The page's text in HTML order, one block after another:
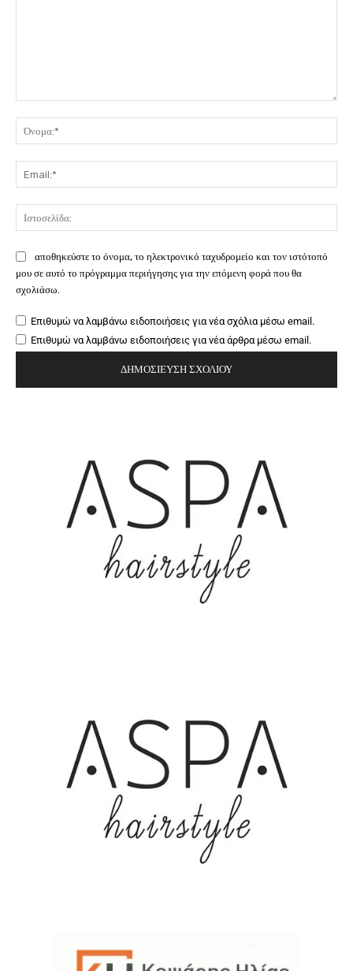
αποθηκεύστε το όνομα, το ηλεκτρονικό ταχυδρομείο και τον ιστότοπό
μου σε αυτό το πρόγραμμα περιήγησης για την επόμενη φορά που θα
σχολιάσω.
Επιθυμώ να λαμβάνω ειδοποιήσεις για νέα σχόλια μέσω email.
Επιθυμώ να λαμβάνω ειδοποιήσεις για νέα άρθρα μέσω email.